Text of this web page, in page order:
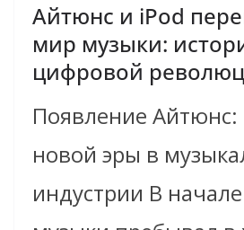
Айтюнс и iPod
мир музыки:
цифровой
Появление Айтюнс:
новой эры в
индустрии В